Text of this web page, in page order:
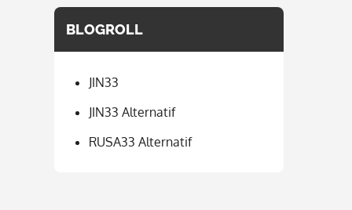
BLOGROLL
JIN33
JIN33 Alternatif
RUSA33 Alternatif